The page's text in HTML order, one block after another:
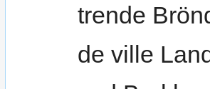
trende
de ville